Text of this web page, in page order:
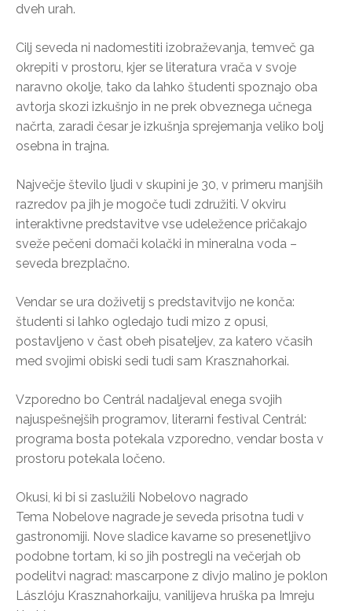
dveh urah.
Cilj seveda ni nadomestiti izobraževanja, temveč ga
okrepiti v prostoru, kjer se literatura vrača v svoje
naravno okolje, tako da lahko študenti spoznajo oba
avtorja skozi izkušnjo in ne prek obveznega učnega
načrta, zaradi česar je izkušnja sprejemanja veliko bolj
osebna in trajna.
Največje število ljudi v skupini je 30, v primeru manjših
razredov pa jih je mogoče tudi združiti. V okviru
interaktivne predstavitve vse udeležence pričakajo
sveže pečeni domači kolački in mineralna voda –
seveda brezplačno.
Vendar se ura doživetij s predstavitvijo ne konča:
študenti si lahko ogledajo tudi mizo z opusi,
postavljeno v čast obeh pisateljev, za katero včasih
med svojimi obiski sedi tudi sam Krasznahorkai.
Vzporedno bo Centrál nadaljeval enega svojih
najuspešnejših programov, literarni festival Centrál:
programa bosta potekala vzporedno, vendar bosta v
prostoru potekala ločeno.
Okusi, ki bi si zaslužili Nobelovo nagrado
Tema Nobelove nagrade je seveda prisotna tudi v
gastronomiji. Nove sladice kavarne so presenetljivo
podobne tortam, ki so jih postregli na večerjah ob
podelitvi nagrad: mascarpone z divjo malino je poklon
Lászlóju Krasznahorkaiju, vanilijeva hruška pa Imreju